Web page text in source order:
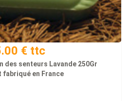
€ ttc
des senteurs Lavande 250Gr
fabriqué en France